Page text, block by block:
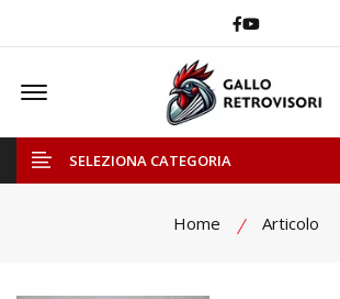
Facebook
Youtube
Offcanvas Menu Open
SELEZIONA CATEGORIA
Home Articolo